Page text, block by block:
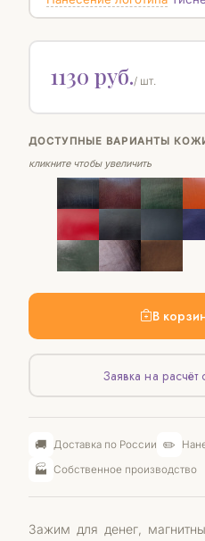
1130 руб./ шт.
ДОСТУПНЫЕ ВАРИАНТЫ
кликните чтобы увеличить
В
Заявка на расчёт
🚚 Доставка по России ✏️
🏭 Собственное производство
Зажим для денег,